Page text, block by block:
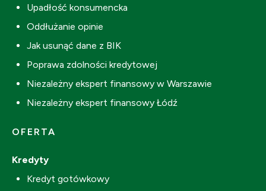
Upadłość konsumencka
Oddłużanie opinie
Jak usunąć dane z BIK
Poprawa zdolności kredytowej
Niezależny ekspert finansowy w Warszawie
Niezależny ekspert finansowy Łódź
OFERTA
Kredyty
Kredyt gotówkowy